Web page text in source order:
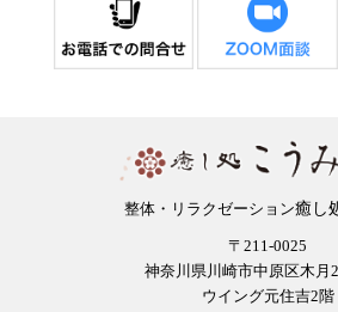
整体・リラクゼーション癒し
〒211-0025
神奈川県川崎市中原区木月
ウイング元住吉2階